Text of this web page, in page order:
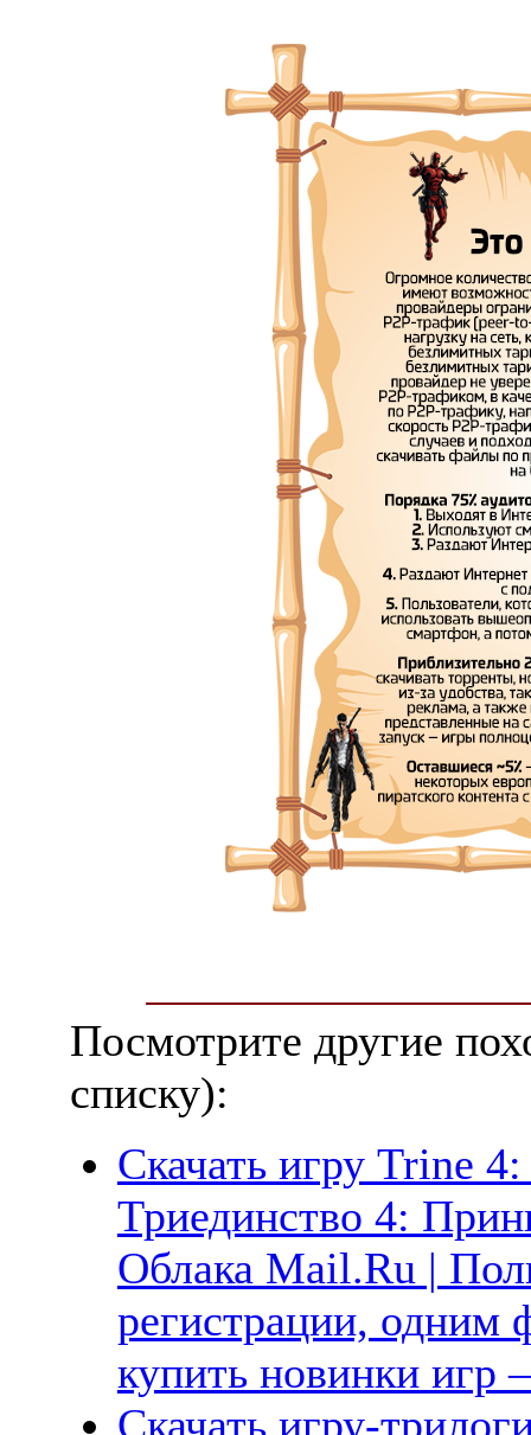
Посмотрите другие
списку):
Скачать игру Trine
Триединство 4:
Облака Mail.Ru |
регистрации, одним
купить новинки
Скачать игру-